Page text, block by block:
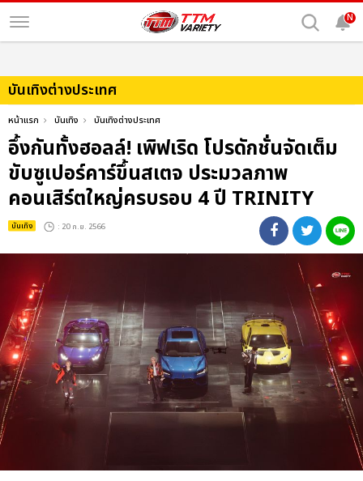
N
บันเทิงต่างประเทศ
หน้าแรก บันเทิง บันเทิงต่างประเทศ
อึ้งกันทั้งฮอลล์! เพิฟเริด โปรดักชั่นจัดเต็ม
ขับซูเปอร์คาร์ขึ้นสเตจ ประมวลภาพ
คอนเสิร์ตใหญ่ครบรอบ 4 ปี TRINITY
บันเทิง : 20 ก.ย. 2566